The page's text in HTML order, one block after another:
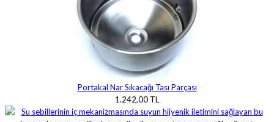
Portakal Nar Sıkacağı Tası Parçası
1.242,00 TL